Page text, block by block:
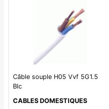
Câble souple H05 Vvf 5G1.5
Blc
CABLES DOMESTIQUES